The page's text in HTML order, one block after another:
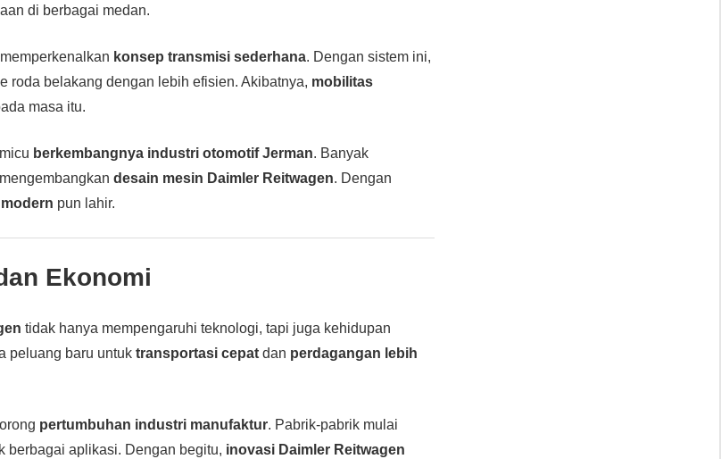
di berbagai medan.
konsep transmisi sederhana. Dengan sistem ini,
roda belakang dengan lebih efisien. Akibatnya, mobilitas
masa itu.
berkembangnya industri otomotif Jerman. Banyak
desain mesin Daimler Reitwagen. Dengan
pun lahir.
Ekonomi
tidak hanya mempengaruhi teknologi, tapi juga kehidupan
peluang baru untuktransportasi cepat dan perdagangan lebih
pertumbuhan industri manufaktur. Pabrik-pabrik mulai
berbagai aplikasi. Dengan begitu, inovasi Daimler Reitwagen